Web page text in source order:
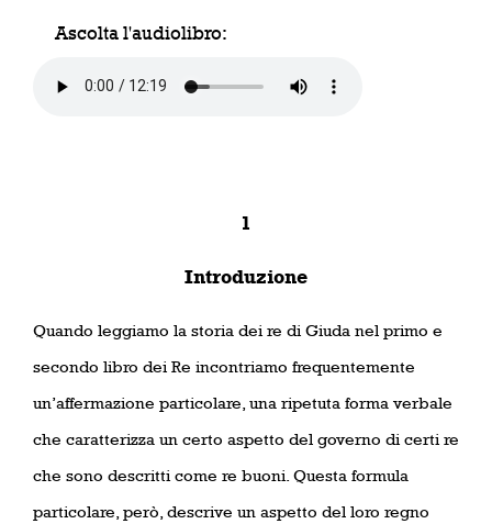
Ascolta l'audiolibro:
1
Introduzione
Quando leggiamo la storia dei re di Giuda nel primo e
secondo libro dei Re incontriamo frequentemente
un’affermazione particolare, una ripetuta forma verbale
che caratterizza un certo aspetto del governo di certi re
che sono descritti come re buoni. Questa formula
particolare, però, descrive un aspetto del loro regno